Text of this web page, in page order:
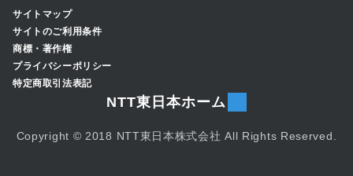
サイトマップ
サイトのご利用条件
商標・著作権
プライバシーポリシー
特定商取引法表記
NTT東日本ホーム
Copyright © 2018 NTT東日本株式会社 All Rights Reserved.